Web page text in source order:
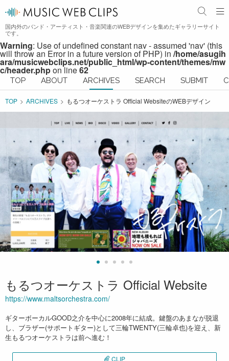
国内外のバンド・アーティスト・音楽関連のWEBデザインを集めたギャラリーサイト
です。
Warning: Use of undefined constant nav - assumed 'nav' (this
will throw an Error in a future version of PHP) in /home/asugih
ara/musicwebclips.net/public_html/wp-content/themes/mw
c/header.phpon line62
TOP ABOUT ARCHIVES SEARCH SUBMIT
TOP ARCHIVES もるつオーケストラ Official WebsiteのWEBデザイン
もるつオーケストラ Official Website
https://www.maltsorchestra.com/
ギターボーカルGOOD之介を中心に2008年に結成。鍵盤のあまなが脱退
し、ブラザー(サポートギター)として三輪TWENTY(三輪卓也)を迎え、新
生もるつオーケストラは前へ進む！
CLIP